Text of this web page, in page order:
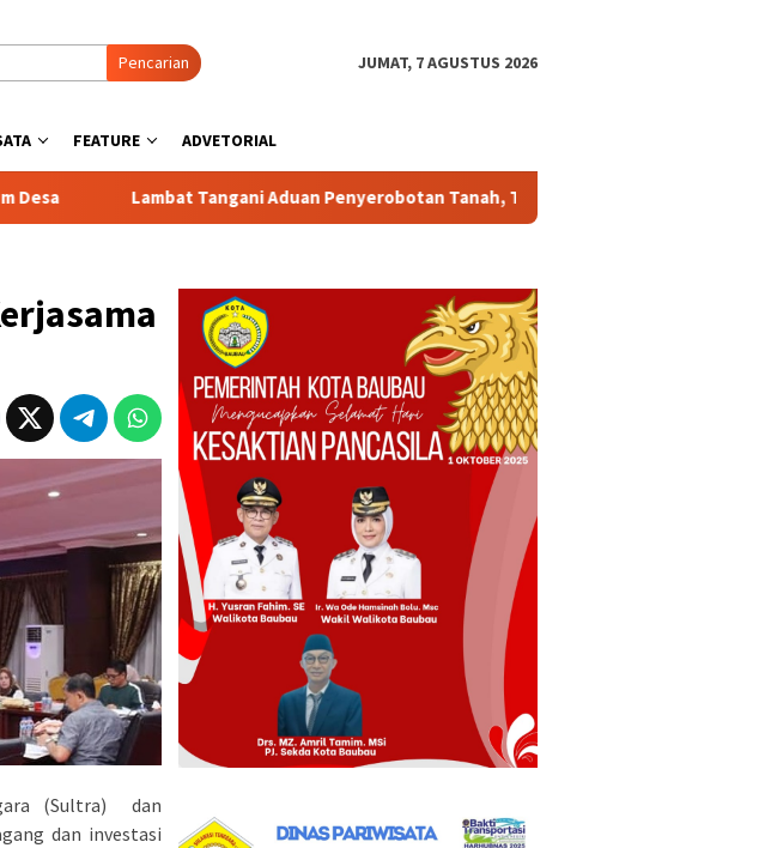
Pencarian JUMAT, 7 AGUSTUS 2026
FEATURE ADVETORIAL
Aduan Penyerobotan Tanah, Tim Kuasa Hukum La Ode Darmawan & Patner’s Ajukan
(Sultra) dan
dan investasi